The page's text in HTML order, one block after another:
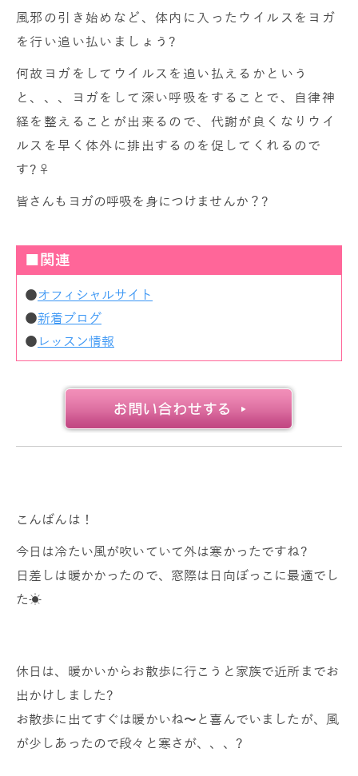
風邪の引き始めなど、体内に入ったウイルスをヨガ
を行い追い払いましょう?
何故ヨガをしてウイルスを追い払えるかという
と、、、ヨガをして深い呼吸をすることで、自律神
経を整えることが出来るので、代謝が良くなりウイ
ルスを早く体外に排出するのを促してくれるので
す?‍♀️
皆さんもヨガの呼吸を身につけませんか？?
■関連
●オフィシャルサイト
●新着ブログ
●レッスン情報
こんばんは！
今日は冷たい風が吹いていて外は寒かったですね?
日差しは暖かかったので、窓際は日向ぼっこに最適でし
た☀
休日は、暖かいからお散歩に行こうと家族で近所までお
出かけしました?
お散歩に出てすぐは暖かいね〜と喜んでいましたが、風
が少しあったので段々と寒さが、、、?